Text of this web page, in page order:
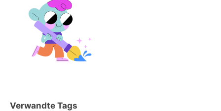
Verwandte Tags